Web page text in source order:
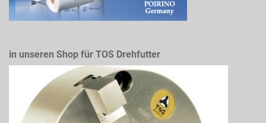
in unseren Shop für TOS Drehfutter